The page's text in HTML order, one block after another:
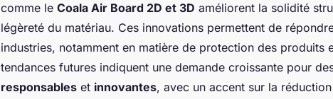
comme le Coala Air Board 2D et 3D améliorent la solidité
légèreté du matériau. Ces innovations permettent de
industries, notamment en matière de protection des produits
tendances futures indiquent une demande croissante pour
responsables et innovantes, avec un accent sur la